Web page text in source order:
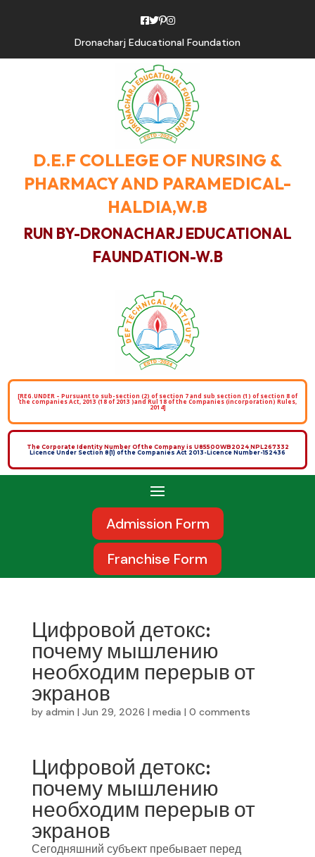
Dronacharj Educational Foundation
D.E.F COLLEGE OF NURSING &
PHARMACY AND PARAMEDICAL-
HALDIA,W.B
RUN BY-DRONACHARJ EDUCATIONAL
FAUNDATION-W.B
[REG.UNDER – Pursuant to sub-section (2) of section 7 and sub section (1) of section 8 of
the companies Act, 2013 (18 of 2013 )and Rul 18 of the Companies (incorporation) Rules,
2014]
The Corporate Identity Number Of the Company is U85500WB2024 NPL267332
Licence Under Section 8(1) of the Companies Act 2013-Licence Number-152436
Admission Form
Franchise Form
Цифровой детокс:
почему мышлению
необходим перерыв от
экранов
by admin | Jun 29, 2026 | media | 0 comments
Цифровой детокс:
почему мышлению
необходим перерыв от
экранов
Сегодняшний субъект пребывает перед